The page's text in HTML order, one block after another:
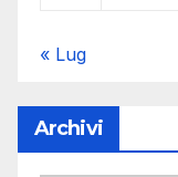
« Lug
Archivi